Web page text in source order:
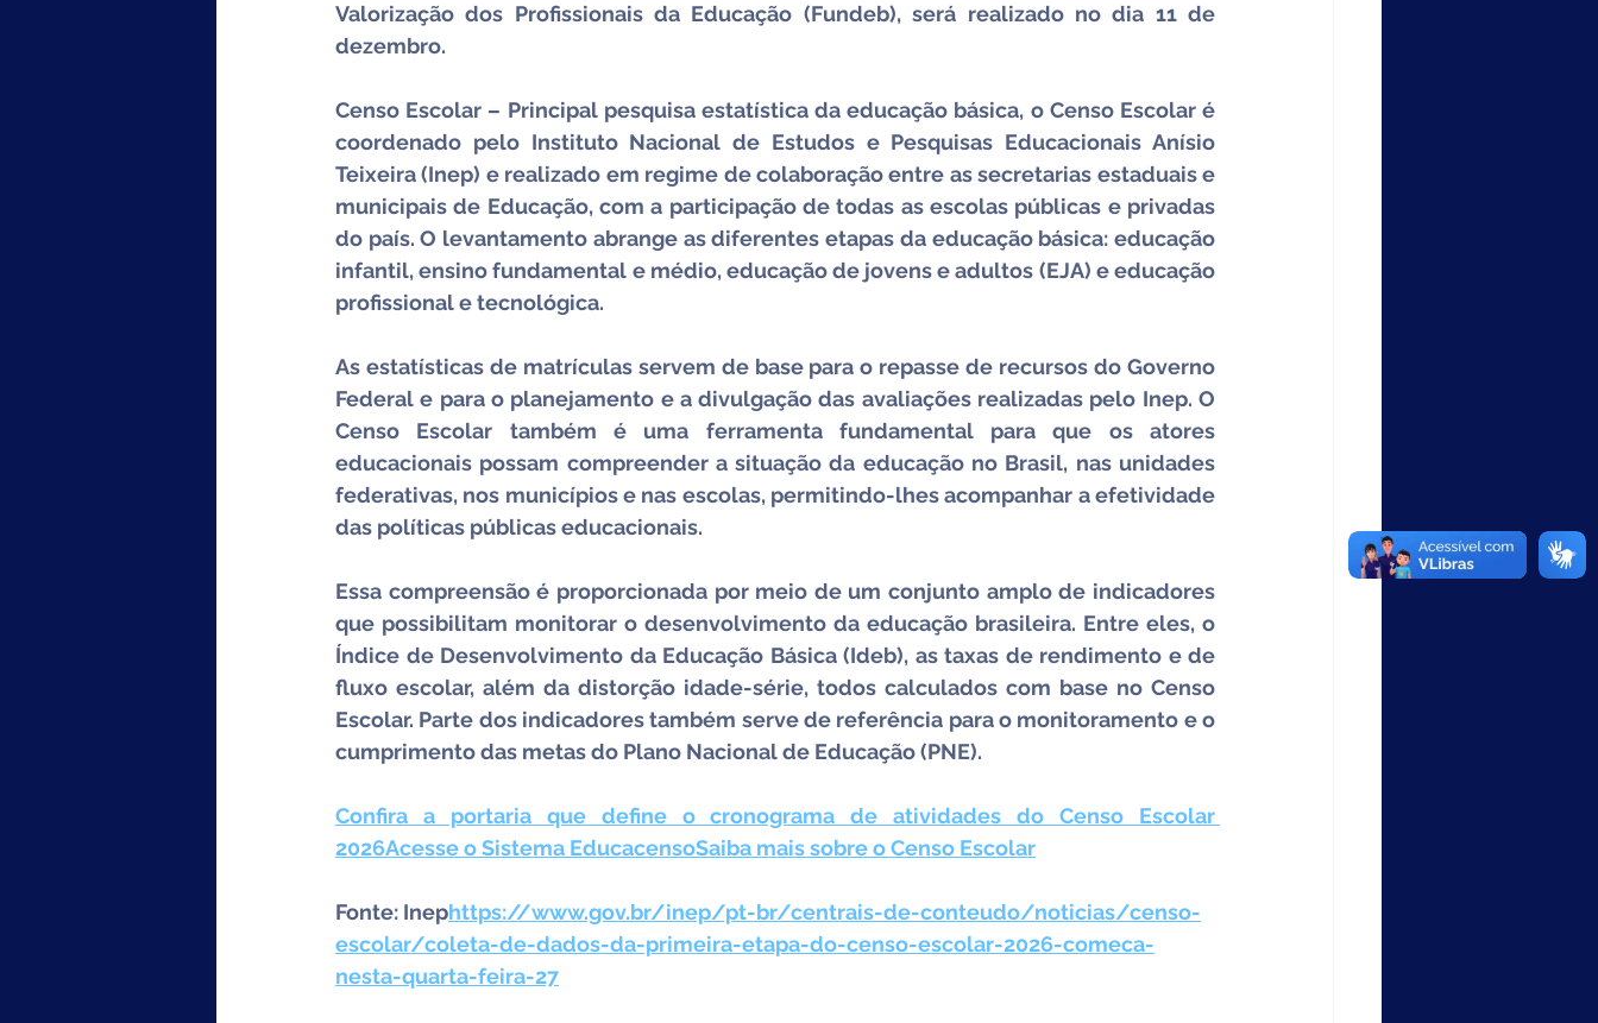
Valorização dos Profissionais da Educação (Fundeb), será realizado no dia 11 de
dezembro.
Censo Escolar – Principal pesquisa estatística da educação básica, o Censo Escolar é
coordenado pelo Instituto Nacional de Estudos e Pesquisas Educacionais Anísio
Teixeira (Inep) e realizado em regime de colaboração entre as secretarias estaduais e
municipais de Educação, com a participação de todas as escolas públicas e privadas
do país. O levantamento abrange as diferentes etapas da educação básica: educação
infantil, ensino fundamental e médio, educação de jovens e adultos (EJA) e educação
profissional e tecnológica.
As estatísticas de matrículas servem de base para o repasse de recursos do Governo
Federal e para o planejamento e a divulgação das avaliações realizadas pelo Inep. O
Censo Escolar também é uma ferramenta fundamental para que os atores
educacionais possam compreender a situação da educação no Brasil, nas unidades
federativas, nos municípios e nas escolas, permitindo-lhes acompanhar a efetividade
das políticas públicas educacionais.
Essa compreensão é proporcionada por meio de um conjunto amplo de indicadores
que possibilitam monitorar o desenvolvimento da educação brasileira. Entre eles, o
Índice de Desenvolvimento da Educação Básica (Ideb), as taxas de rendimento e de
fluxo escolar, além da distorção idade-série, todos calculados com base no Censo
Escolar. Parte dos indicadores também serve de referência para o monitoramento e o
cumprimento das metas do Plano Nacional de Educação (PNE).
Confira a portaria que define o cronograma de atividades do Censo Escolar
2026Acesse o Sistema EducacensoSaiba mais sobre o Censo Escolar
Fonte: Inephttps://www.gov.br/inep/pt-br/centrais-de-conteudo/noticias/censo-
escolar/coleta-de-dados-da-primeira-etapa-do-censo-escolar-2026-comeca-
nesta-quarta-feira-27